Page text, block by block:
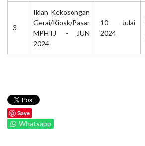
3
Iklan Kekosongan
Gerai/Kiosk/Pasar
MPHTJ - JUN
2024
10 Julai
2024
Save
Whatsapp